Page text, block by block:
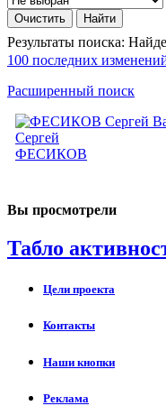
Результаты поиска:
100 последних
Расширенный поиск
Сергей
ФЕСИКОВ
Вы просмотрели
Табло
Цели проекта
Контакты
Наши кнопки
Реклама